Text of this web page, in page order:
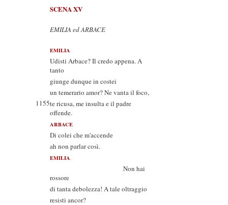
SCENA XV
EMILIA ed ARBACE
EMILIA
Udisti Arbace? Il credo appena. A
tanto
giunge dunque in costei
un temerario amor? Ne vanta il foco,
1155te ricusa, me insulta e il padre
offende.
ARBACE
Di colei che m'accende
ah non parlar così.
EMILIA
Non hai
rossore
di tanta debolezza! A tale oltraggio
resisti ancor?